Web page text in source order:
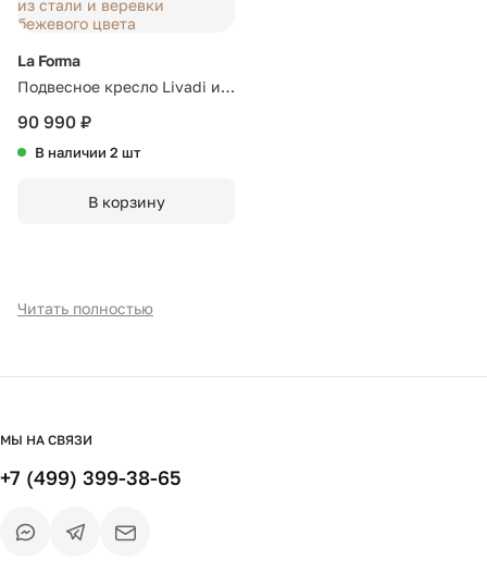
La Forma
Подвесное кресло Livadi из
стали и веревки бежевого
90 990 ₽
В наличии 2 шт
В корзину
Читать полностью
МЫ НА СВЯЗИ
+7 (499) 399-38-65